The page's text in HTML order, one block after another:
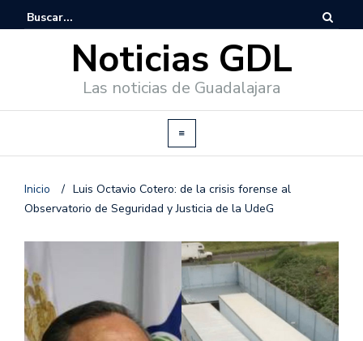
Noticias GDL
Las noticias de Guadalajara
Inicio / Luis Octavio Cotero: de la crisis forense al
Observatorio de Seguridad y Justicia de la UdeG